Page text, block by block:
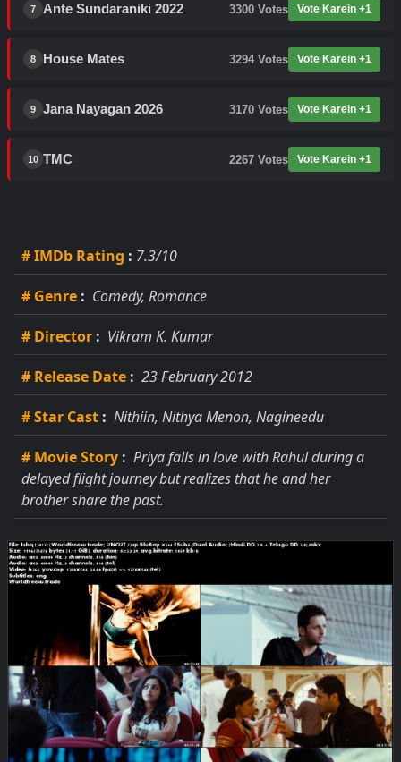
7 Ante Sundaraniki 2022 3300 Votes Vote Karein +1
8 House Mates 3294 Votes Vote Karein +1
9 Jana Nayagan 2026 3170 Votes Vote Karein +1
10 TMC 2267 Votes Vote Karein +1
# IMDb Rating : 7.3/10
# Genre : Comedy, Romance
# Director : Vikram K. Kumar
# Release Date : 23 February 2012
# Star Cast : Nithiin, Nithya Menon, Nagineedu
# Movie Story : Priya falls in love with Rahul during a
delayed flight journey but realizes that he and her
brother share the past.